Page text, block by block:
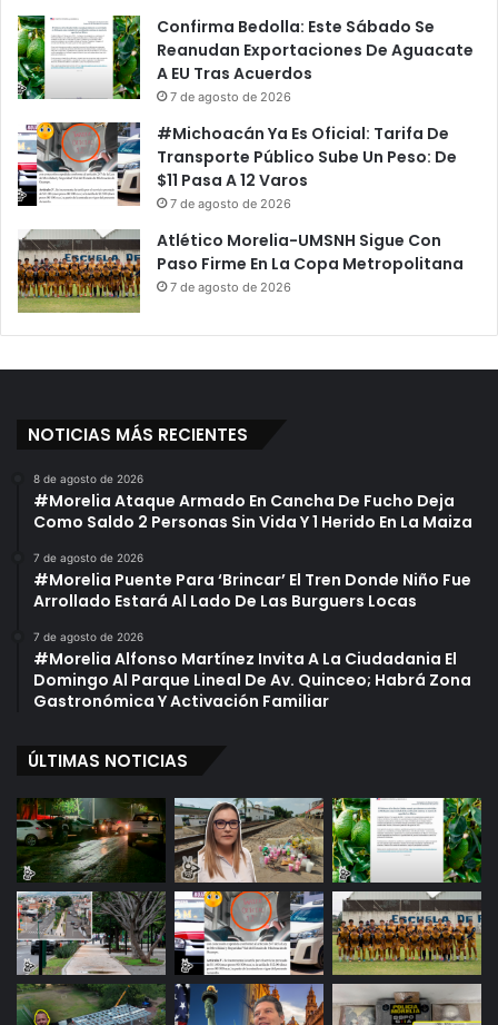
Confirma Bedolla: Este Sábado Se
Reanudan Exportaciones De Aguacate
A EU Tras Acuerdos
7 de agosto de 2026
#Michoacán Ya Es Oficial: Tarifa De
Transporte Público Sube Un Peso: De
$11 Pasa A 12 Varos
7 de agosto de 2026
Atlético Morelia-UMSNH Sigue Con
Paso Firme En La Copa Metropolitana
7 de agosto de 2026
NOTICIAS MÁS RECIENTES
8 de agosto de 2026
#Morelia Ataque Armado En Cancha De Fucho Deja
Como Saldo 2 Personas Sin Vida Y 1 Herido En La Maiza
7 de agosto de 2026
#Morelia Puente Para ‘Brincar’ El Tren Donde Niño Fue
Arrollado Estará Al Lado De Las Burguers Locas
7 de agosto de 2026
#Morelia Alfonso Martínez Invita A La Ciudadania El
Domingo Al Parque Lineal De Av. Quinceo; Habrá Zona
Gastronómica Y Activación Familiar
ÚLTIMAS NOTICIAS